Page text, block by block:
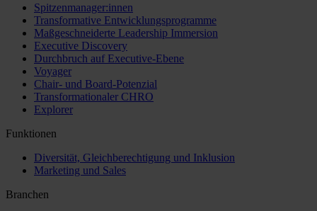
Spitzenmanager:innen
Transformative Entwicklungsprogramme
Maßgeschneiderte Leadership Immersion
Executive Discovery
Durchbruch auf Executive-Ebene
Voyager
Chair- und Board-Potenzial
Transformationaler CHRO
Explorer
Funktionen
Diversität, Gleichberechtigung und Inklusion
Marketing und Sales
Branchen